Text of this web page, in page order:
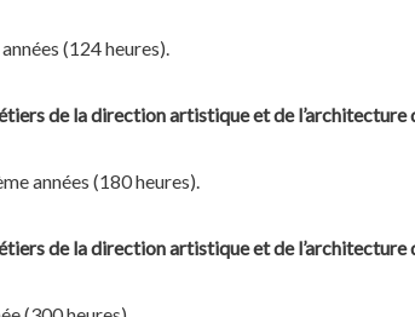
(124 heures).
de la direction artistique et de l’architecture
années (180 heures).
de la direction artistique et de l’architecture